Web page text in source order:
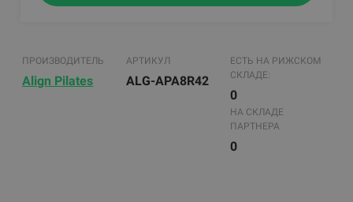
ПРОИЗВОДИТЕЛЬ
Align Pilates
АРТИКУЛ
ALG-APA8R42
ЕСТЬ НА РИЖСКОМ
СКЛАДЕ:
0
НА СКЛАДЕ
ПАРТНЕРА
0